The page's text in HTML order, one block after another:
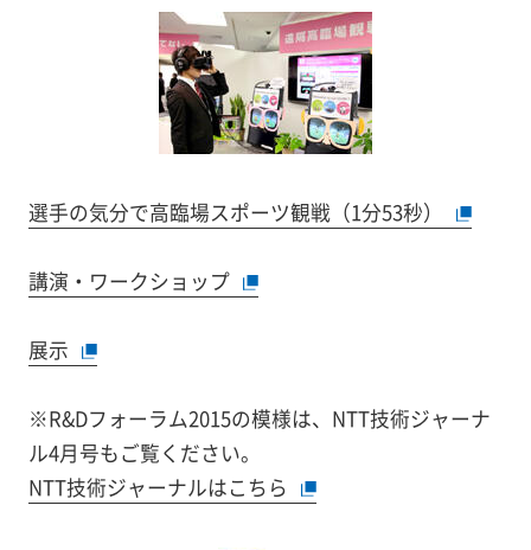
選手の気分で高臨場スポーツ観戦（1分53秒）
講演・ワークショップ
展示
※R&Dフォーラム2015の模様は、NTT技術ジャーナ
ル4月号もご覧ください。
NTT技術ジャーナルはこちら